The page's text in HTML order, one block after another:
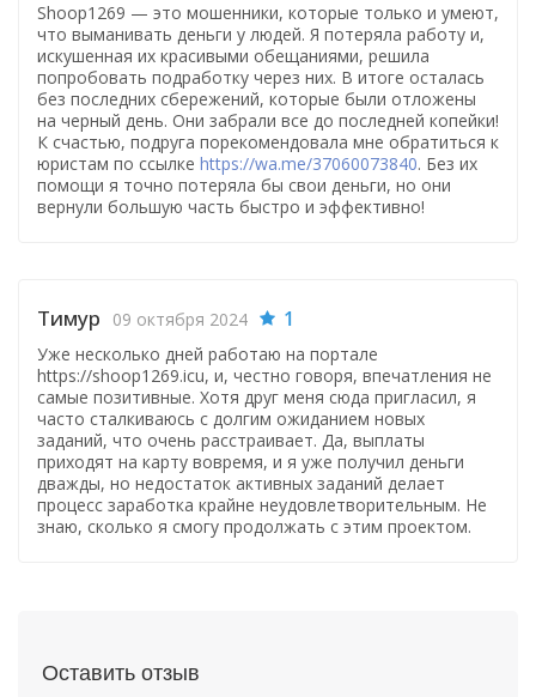
Shoop1269 — это мошенники, которые только и умеют,
что выманивать деньги у людей. Я потеряла работу и,
искушенная их красивыми обещаниями, решила
попробовать подработку через них. В итоге осталась
без последних сбережений, которые были отложены
на черный день. Они забрали все до последней копейки!
К счастью, подруга порекомендовала мне обратиться к
юристам по ссылке https://wa.me/37060073840. Без их
помощи я точно потеряла бы свои деньги, но они
вернули большую часть быстро и эффективно!
Тимур 09 октября 2024 1
Уже несколько дней работаю на портале
https://shoop1269.icu, и, честно говоря, впечатления не
самые позитивные. Хотя друг меня сюда пригласил, я
часто сталкиваюсь с долгим ожиданием новых
заданий, что очень расстраивает. Да, выплаты
приходят на карту вовремя, и я уже получил деньги
дважды, но недостаток активных заданий делает
процесс заработка крайне неудовлетворительным. Не
знаю, сколько я смогу продолжать с этим проектом.
Оставить отзыв